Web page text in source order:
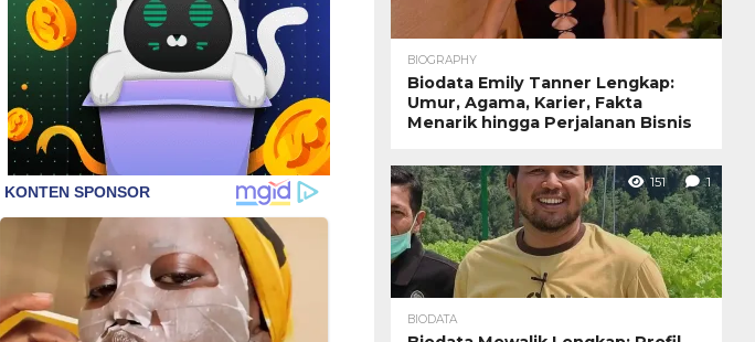
BIOGRAPHY
Biodata Emily Tanner Lengkap:
Umur, Agama, Karier, Fakta
Menarik hingga Perjalanan Bisnis
151 1
BIODATA